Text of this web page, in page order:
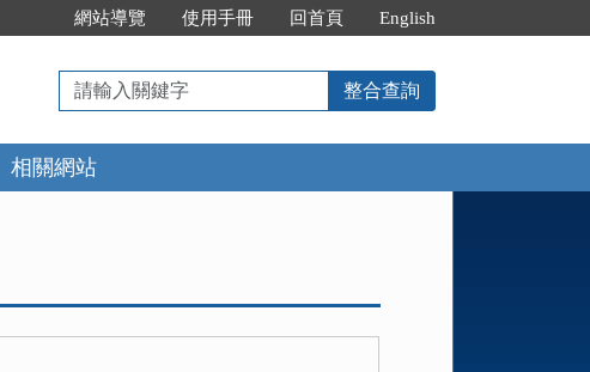
網站導覽 使用手冊 回首頁 English
請
輸
入
關
鍵
整合查詢
相關網站